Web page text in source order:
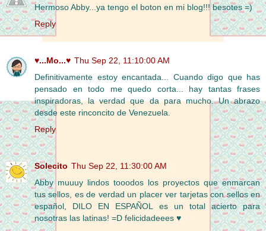
Hermoso Abby...ya tengo el boton en mi blog!!! besotes =)
Reply
♥...Mo...♥ Thu Sep 22, 11:10:00 AM
Definitivamente estoy encantada... Cuando digo que has
pensado en todo me quedo corta... hay tantas frases
inspiradoras, la verdad que da para mucho. Un abrazo
desde este rinconcito de Venezuela.
Reply
Solecito Thu Sep 22, 11:30:00 AM
Abby muuuy lindos tooodos los proyectos que enmarcan
tus sellos, es de verdad un placer ver tarjetas con sellos en
español, DILO EN ESPAÑOL es un total acierto para
nosotras las latinas! =D felicidadeees ♥